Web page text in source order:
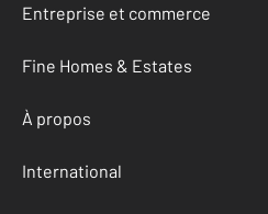
Entreprise et commerce
Fine Homes & Estates
À propos
International